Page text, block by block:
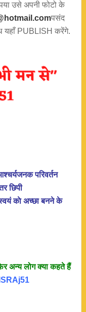
उसे अपनी फोटो के
पसंद
PUBLISH करेंगे.
परिवर्तन
छिपी
काे अच्छा बनने के
अन्य लोग क्या कहते हैं